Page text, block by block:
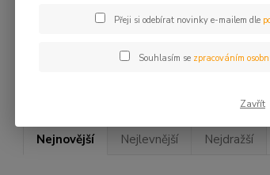
Nejnovější Nejlevnější Nejdražší
Přeji si odebírat novinky e-mailem dle
Souhlasím se zpracováním
Zavřít